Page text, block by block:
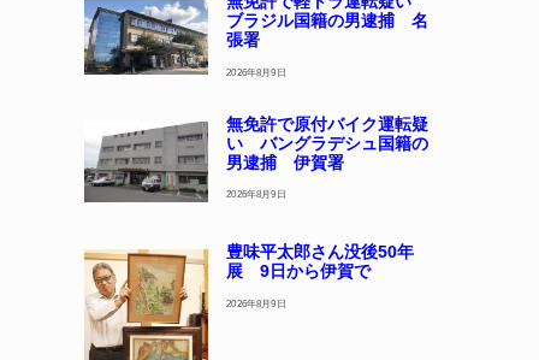
ブラジル国籍の男逮捕 名
張署
2026年8月9日
無免許で原付バイク運転疑
い バングラデシュ国籍の
男逮捕 伊賀署
2026年8月9日
豊味平太郎さん没後50年
展 9日から伊賀で
2026年8月9日